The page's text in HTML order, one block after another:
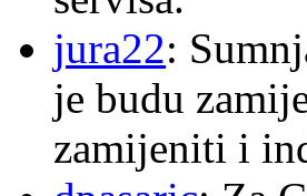
jura22:
je budu
zamijeniti i